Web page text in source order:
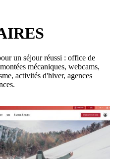
un séjour réussi : office de
mécaniques, webcams,
activités d'hiver, agences